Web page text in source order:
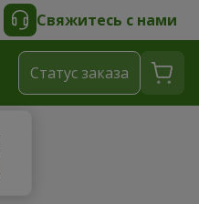
Свяжитесь с нами
Cтатус заказа